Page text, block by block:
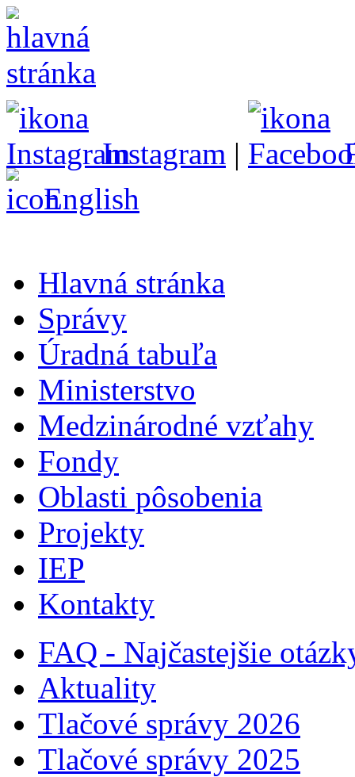
Instagram |
English
Hlavná stránka
Správy
Úradná tabuľa
Ministerstvo
Medzinárodné vzťahy
Fondy
Oblasti pôsobenia
Projekty
IEP
Kontakty
FAQ - Najčastejšie
Aktuality
Tlačové správy 2026
Tlačové správy 2025